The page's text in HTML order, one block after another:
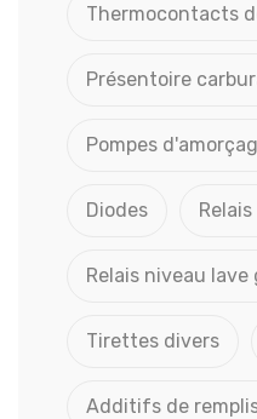
Thermocontacts
Présentoire
Pompes
Diodes
Relais niveau lave
Tirettes divers
Additifs de